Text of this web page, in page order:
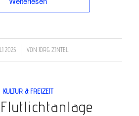
2025 VON JÖRG ZINTEL
KULTUR & FREIZEIT